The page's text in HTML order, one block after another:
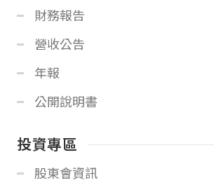
財務報告
營收公告
年報
公開說明書
投資專區
股東會資訊